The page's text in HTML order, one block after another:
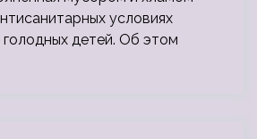
условиях
детей. Об этом